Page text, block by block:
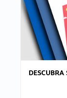
DESCUBRA